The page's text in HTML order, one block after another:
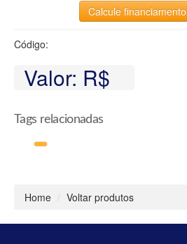
Calcule financiamento
Código:
Valor: R$
Tags relacionadas
Home / Voltar produtos